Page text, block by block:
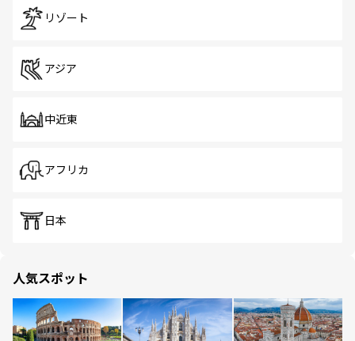
リゾート
アジア
中近東
アフリカ
日本
人気スポット